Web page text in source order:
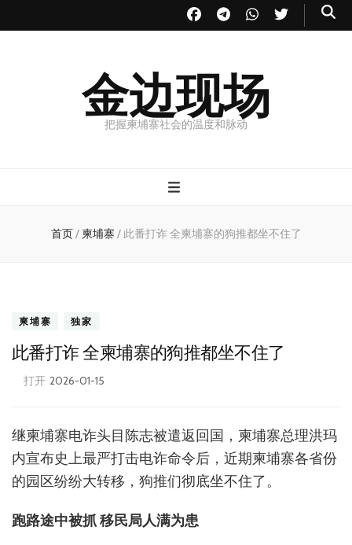
金边现场
把握柬埔寨社会的温度和脉动
首页/ 柬埔寨 / 此番打诈 全柬埔寨的狗推都坐不住了
柬埔寨 独家
此番打诈 全柬埔寨的狗推都坐不住了
打开 2026-01-15
继柬埔寨电诈头目陈志被遣返回国，柬埔寨总理洪玛
内宣布史上最严打击电诈命令后，近期柬埔寨各省份
的园区纷纷大转移，狗推们彻底坐不住了。
跑路途中被抓 移民局人满为患